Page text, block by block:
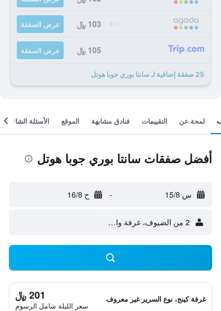
103 ﷼ عرض الصفقة
105 ﷼ عرض الصفقة
25 صفقة إضافية لـ سانتا بوري جوبا هوتل
لمحة عن التقييمات فنادق مشابهة الموقع الأسئلة الشائعة
أفضل صفقات سانتا بوري جوبا هوتل
س 15/8 - ح 16/8
2 من الضيوف، غرفة واحدة
غرفة كينج، نوع السرير غير معروف 201 ﷼
سعر الليلة شامل الرسوم